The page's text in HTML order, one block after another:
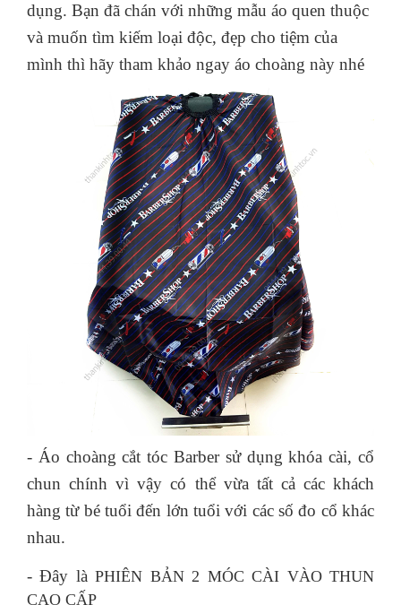
dụng. Bạn đã chán với những mẫu áo quen thuộc
và muốn tìm kiếm loại độc, đẹp cho tiệm của
mình thì hãy tham khảo ngay áo choàng này nhé
- Áo choàng cắt tóc Barber sử dụng khóa cài, cổ
chun chính vì vậy có thể vừa tất cả các khách
hàng từ bé tuổi đến lớn tuổi với các số đo cổ khác
nhau.
- Đây làPHIÊN BẢN 2 MÓC CÀI VÀO THUN
CAO CẤP